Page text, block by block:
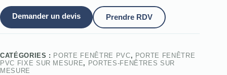
Demander un devis Prendre RDV
CATÉGORIES : PORTE FENÊTRE PVC, PORTE FENÊTRE
PVC FIXE SUR MESURE, PORTES-FENÊTRES SUR
MESURE